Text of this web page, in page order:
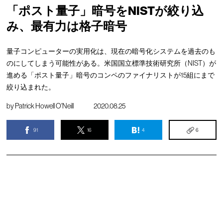
「ポスト量子」暗号をNISTが絞り込
み、最有力は格子暗号
量子コンピューターの実用化は、現在の暗号化システムを過去のも
のにしてしまう可能性がある。米国国立標準技術研究所（NIST）が
進める「ポスト量子」暗号のコンペのファイナリストが15組にまで
絞り込まれた。
byPatrick Howell O'Neill 2020.08.25
91 16 4 6